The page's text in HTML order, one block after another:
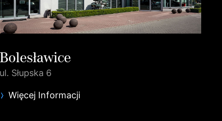
Bolesławice
ul. Słupska 6
Więcej Informacji